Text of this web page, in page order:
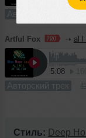
Авторский трек
Artful Fox ➝ al l bo
5:08
Авторский трек
Стиль: Deep